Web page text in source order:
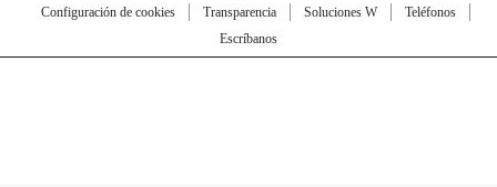
Configuración de cookies
Transparencia Soluciones W
Teléfonos
Escríbanos